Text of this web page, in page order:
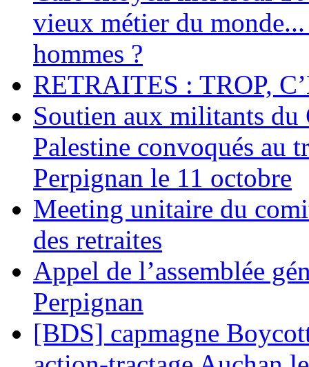
vieux métier du
hommes ?
RETRAITES : TROP,
Soutien aux militants
Palestine convoqués au
Perpignan le 11 octobre
Meeting unitaire du
des retraites
Appel de l’assemblée
Perpignan
[BDS] capmagne